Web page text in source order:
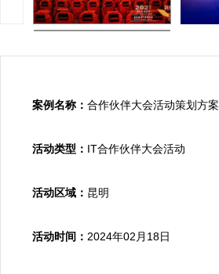
案例名称： 合作伙伴大会活动策划方案
活动类型： IT合作伙伴大会活动
活动区域： 昆明
活动时间： 2024年02月18日